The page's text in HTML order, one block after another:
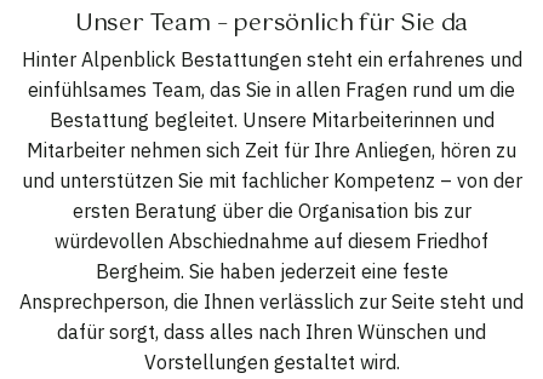
Unser Team – persönlich für Sie da
Hinter Alpenblick Bestattungen steht ein erfahrenes und
einfühlsames Team, das Sie in allen Fragen rund um die
Bestattung begleitet. Unsere Mitarbeiterinnen und
Mitarbeiter nehmen sich Zeit für Ihre Anliegen, hören zu
und unterstützen Sie mit fachlicher Kompetenz – von der
ersten Beratung über die Organisation bis zur
würdevollen Abschiednahme auf diesem Friedhof
Bergheim. Sie haben jederzeit eine feste
Ansprechperson, die Ihnen verlässlich zur Seite steht und
dafür sorgt, dass alles nach Ihren Wünschen und
Vorstellungen gestaltet wird.